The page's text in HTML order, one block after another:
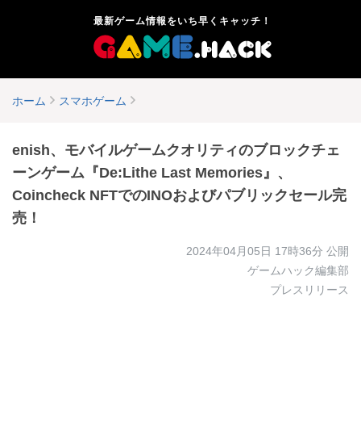
最新ゲーム情報をいち早くキャッチ！
ホーム スマホゲーム
enish、モバイルゲームクオリティのブロックチェ
ーンゲーム『De:Lithe Last Memories』、
Coincheck NFTでのINOおよびパブリックセール完
売！
2024年04月05日 17時36分 公開
ゲームハック編集部
プレスリリース